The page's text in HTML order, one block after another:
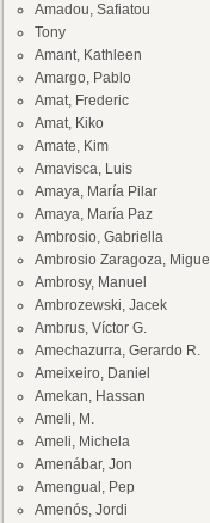
Amadou, Safiatou
Tony
Amant, Kathleen
Amargo, Pablo
Amat, Frederic
Amat, Kiko
Amate, Kim
Amavisca, Luis
Amaya, María Pilar
Amaya, María Paz
Ambrosio, Gabriella
Ambrosio Zaragoza, Miguel
Ambrosy, Manuel
Ambrozewski, Jacek
Ambrus, Víctor G.
Amechazurra, Gerardo R.
Ameixeiro, Daniel
Amekan, Hassan
Ameli, M.
Ameli, Michela
Amenábar, Jon
Amengual, Pep
Amenós, Jordi